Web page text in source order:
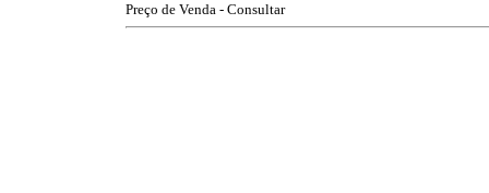
Preço de Venda - Consultar